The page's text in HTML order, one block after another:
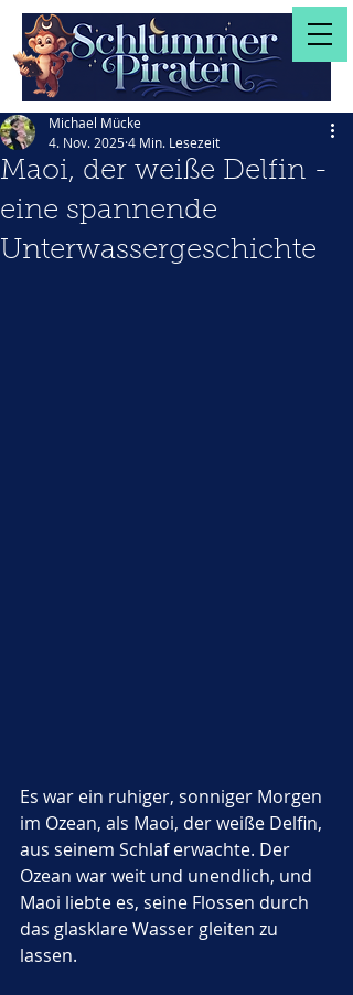
Maoi, der weiße Delfin -
eine spannende
Unterwassergeschichte
Michael Mücke
4. Nov. 20254 Min. Lesezeit
Es war ein ruhiger, sonniger Morgen
im Ozean, als Maoi, der weiße Delfin,
aus seinem Schlaf erwachte. Der
Ozean war weit und unendlich, und
Maoi liebte es, seine Flossen durch
das glasklare Wasser gleiten zu
lassen.